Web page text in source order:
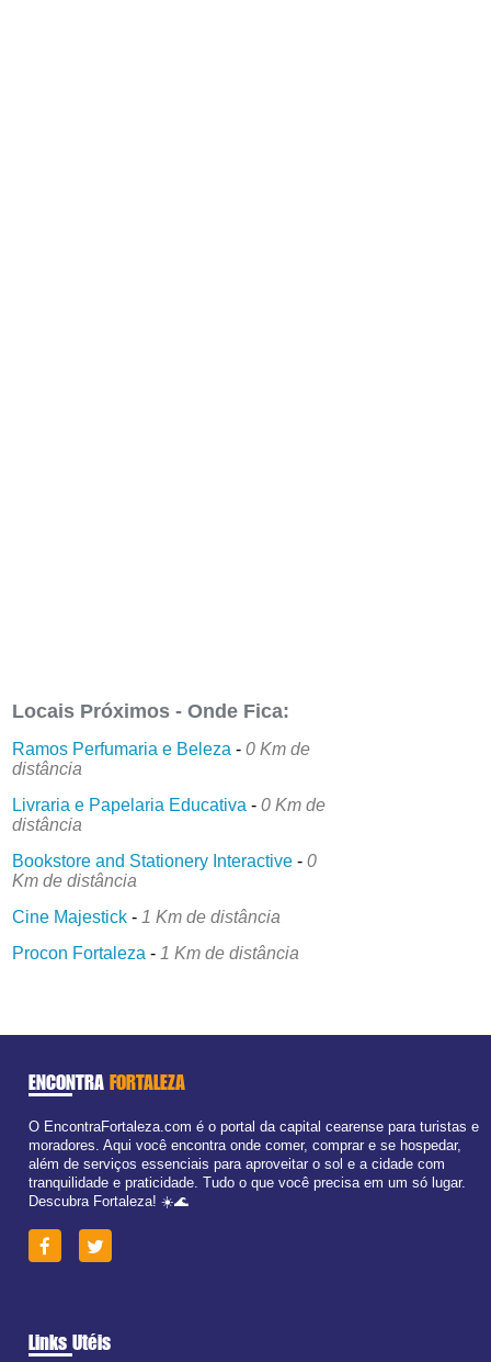
Locais Próximos - Onde Fica:
Ramos Perfumaria e Beleza -0 Km de
distância
Livraria e Papelaria Educativa -0 Km de
distância
Bookstore and Stationery Interactive -0
Km de distância
Cine Majestick - 1 Km de distância
Procon Fortaleza - 1 Km de distância
ENCONTRA FORTALEZA
O EncontraFortaleza.com é o portal da capital cearense para turistas e
moradores. Aqui você encontra onde comer, comprar e se hospedar,
além de serviços essenciais para aproveitar o sol e a cidade com
tranquilidade e praticidade. Tudo o que você precisa em um só lugar.
Descubra Fortaleza! ☀️🌊
Links Utéis